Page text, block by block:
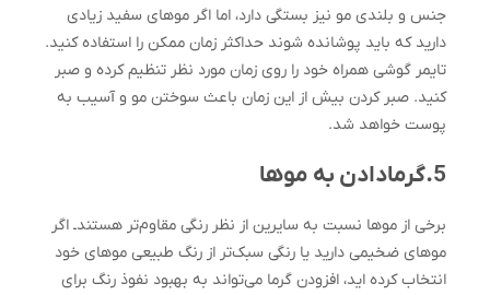
جنس و بلندی مو نیز بستگی دارد، اما اگر مو‌های سفید زیادی
دارید که باید پوشانده شوند حداکثر زمان ممکن را استفاده کنید.
تایمر گوشی همراه خود را روی زمان مورد نظر تنظیم کرده و صبر
کنید. صبر کردن بیش از این زمان باعث سوختن مو و آسیب به
پوست خواهد شد.
5.گرمادادن به موها
برخی از مو‌ها نسبت به سایرین از نظر رنگی مقاوم‌تر هستندـ اگر
مو‌های ضخیمی دارید یا رنگی سبک‌تر از رنگ طبیعی مو‌های خود
انتخاب کرده اید، افزودن گرما می‌تواند به بهبود نفوذ رنگ برای